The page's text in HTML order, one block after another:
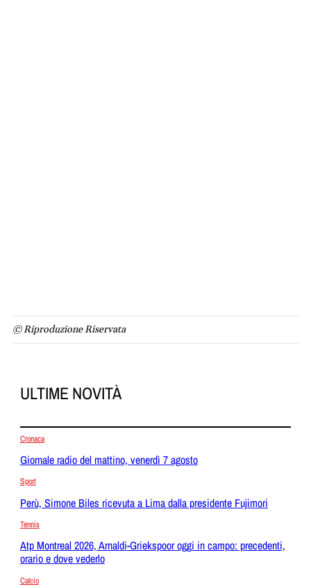
© Riproduzione Riservata
ULTIME NOVITÀ
Cronaca
Giornale radio del mattino, venerdì 7 agosto
Sport
Perù, Simone Biles ricevuta a Lima dalla presidente Fujimori
Tennis
Atp Montreal 2026, Arnaldi-Griekspoor oggi in campo: precedenti,
orario e dove vederlo
Calcio